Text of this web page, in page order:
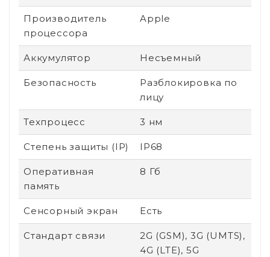
Производитель
процессора
Apple
Аккумулятор Несъемный
Безопасность
Разблокировка по
лицу
Техпроцесс 3 нм
Степень защиты (IP) IP68
Оперативная
память
8 Гб
Сенсорный экран Есть
Стандарт связи
2G (GSM), 3G (UMTS),
4G (LTE), 5G